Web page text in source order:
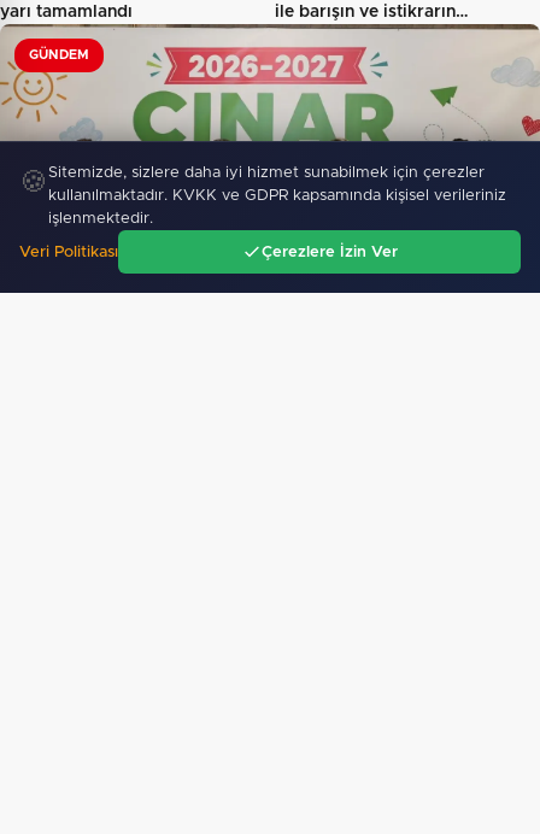
yarı tamamlandı
ile barışın ve istikrarın…
GÜNDEM
İzmit'te 3 Çınar Çocuk Evi için kura çekimi
gerçekleştirildi…
🍪 Sitemizde, sizlere daha iyi hizmet sunabilmek için çerezler
kullanılmaktadır. KVKK ve GDPR kapsamında kişisel verileriniz
işlenmektedir.
Veri Politikası Çerezlere İzin Ver
Gündem Ara Menü